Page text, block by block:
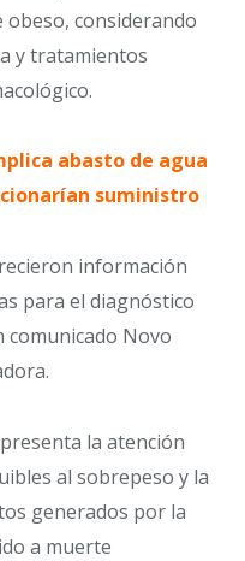
considerando
y tratamientos
abasto de agua
suministro
información
para el diagnóstico
comunicado Novo
la atención
al sobrepeso y la
generados por la
a muerte